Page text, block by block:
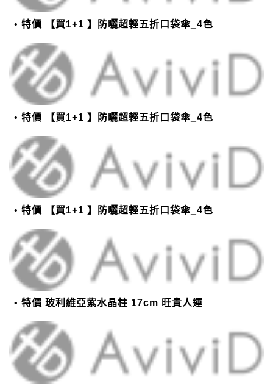
特價 【買1+1 】防曬超輕五折口袋傘_4色
特價 【買1+1 】防曬超輕五折口袋傘_4色
特價 【買1+1 】防曬超輕五折口袋傘_4色
特價 玻利維亞紫水晶柱 17cm 旺貴人運